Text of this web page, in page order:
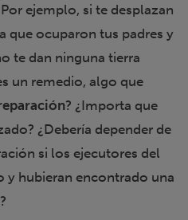
ejemplo, si te desplazan
que ocuparon tus padres y
te dan ninguna tierra
un remedio, algo que
? ¿Importa que
¿Debería depender de
si los ejecutores del
y hubieran encontrado una